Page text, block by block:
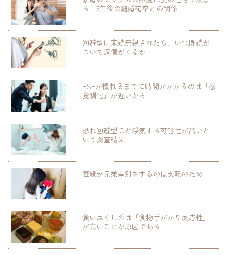
る！5年後の離婚確率との関係
回避型に未読無視されたら、いつ既読が
ついて返信がくるか
HSPが慣れるまでに時間がかかるのは「感
覚馴化」が遅いから
恐れ回避型ほど浮気する可能性が高いと
いう調査結果
毒親が兄弟差別をするのは支配のため
食い尽くし系は「食物手がかり反応性」
が高いことが原因である